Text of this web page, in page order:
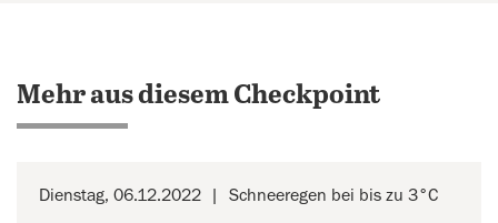
Mehr aus diesem Checkpoint
Dienstag, 06.12.2022 Schneeregen bei bis zu 3°C